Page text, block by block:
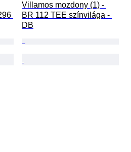
Villamos mozdony (1) -
BR 112 TEE színvilága -
DB